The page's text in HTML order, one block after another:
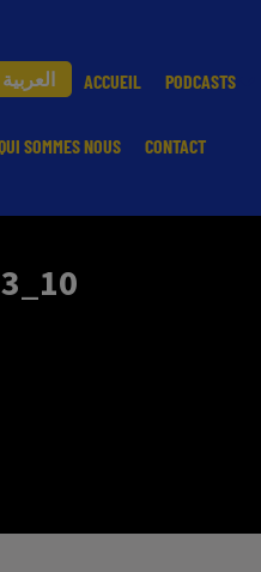
العربية ACCUEIL PODCASTS
SOMMES NOUS CONTACT